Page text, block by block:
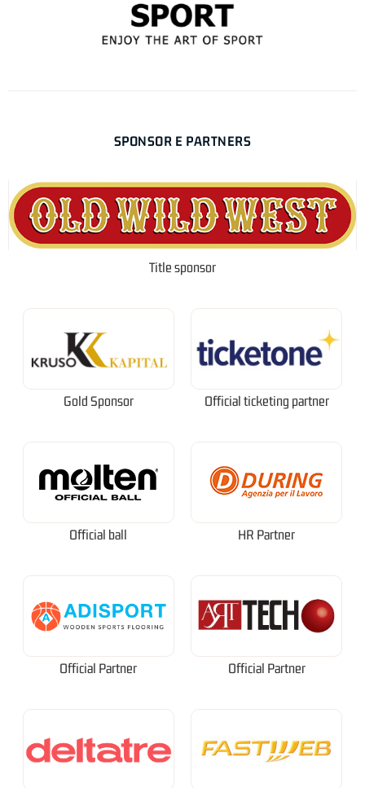
SPONSOR E PARTNERS
Title sponsor
Gold Sponsor Official ticketing partner
Official ball HR Partner
Official Partner Official Partner